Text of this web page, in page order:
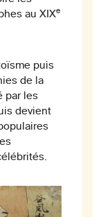
au XIXe
puis
de la
par les
devient